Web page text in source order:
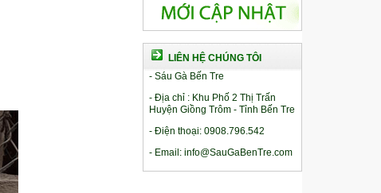
LIÊN HỆ CHÚNG TÔI
- Sáu Gà Bến Tre
- Địa chỉ : Khu Phố 2 Thị Trấn
Huyện Giồng Trôm - Tỉnh Bến Tre
- Điện thoại: 0908.796.542
- Email: info@SauGaBenTre.com